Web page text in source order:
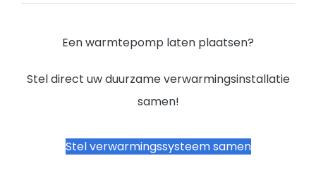
Een warmtepomp laten plaatsen?
Stel direct uw duurzame verwarmingsinstallatie
samen!
Stel verwarmingssysteem samen